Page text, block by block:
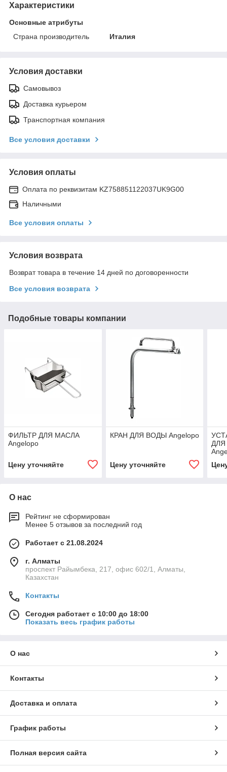
Характеристики
Основные атрибуты
Страна производитель
Италия
Условия доставки
Самовывоз
Доставка курьером
Транспортная компания
Все условия доставки
Условия оплаты
Оплата по реквизитам KZ758851122037UK9G00
Наличными
Все условия оплаты
Условия возврата
Возврат товара в течение 14 дней по договоренности
Все условия возврата
Подобные товары компании
ФИЛЬТР ДЛЯ МАСЛА
Angelopo
Цену уточняйте
КРАН ДЛЯ ВОДЫ Angelopo
Цену уточняйте
О нас
Рейтинг не сформирован
Менее 5 отзывов за последний год
Работает с 21.08.2024
г. Алматы
проспект Райымбека, 217, офис 602/1, Алматы,
Казахстан
Контакты
Сегодня работает с 10:00 до 18:00
Показать весь график работы
О нас
Контакты
Доставка и оплата
График работы
Полная версия сайта